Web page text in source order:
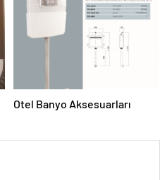
Otel Banyo Aksesuarları